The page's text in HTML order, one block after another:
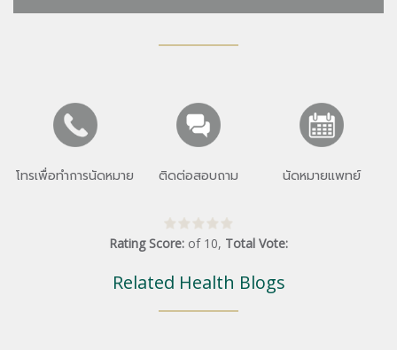
โทรเพื่อทำการนัดหมาย ติดต่อสอบถาม นัดหมายแพทย์
Rating Score: of 10, Total Vote:
Related Health Blogs